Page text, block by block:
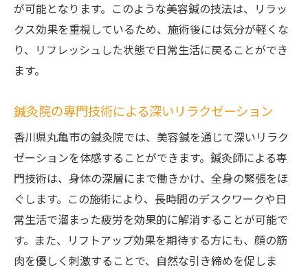
が可能となります。このような美容鍼の技法は、リラッ
クス効果を重視しているため、施術後には気分が軽くな
り、リフレッシュした状態で日常生活に戻ることができ
ます。
鍼灸院の専門技術による深いリラクゼーション
香川県丸亀市の鍼灸院では、美容鍼を通じて深いリラク
ゼーションを体感することができます。鍼灸師による専
門技術は、身体の深層にまで働きかけ、全身の緊張をほ
ぐします。この施術により、長時間のデスクワークや日
常生活で溜まった疲労を効果的に解消することが可能で
す。また、リフトアップ効果を期待する方にも、顔の筋
肉を優しく刺激することで、自然な引き締めを促しま